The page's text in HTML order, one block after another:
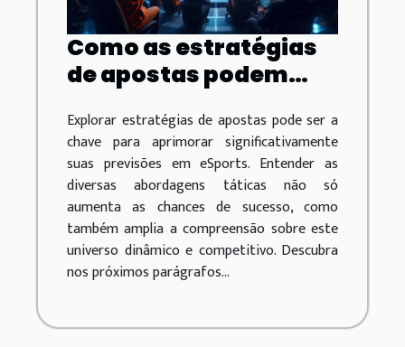
Como as estratégias
de apostas podem
previsões em
eSports?
Explorar estratégias de apostas pode ser a
chave para aprimorar significativamente
suas previsões em eSports. Entender as
diversas abordagens táticas não só
aumenta as chances de sucesso, como
também amplia a compreensão sobre este
universo dinâmico e competitivo. Descubra
nos próximos parágrafos...